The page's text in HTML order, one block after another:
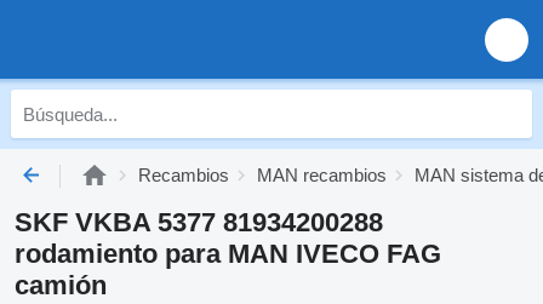
Recambios MAN recambios MAN sistema
SKF VKBA 5377 81934200288
rodamiento para MAN IVECO FAG
camión